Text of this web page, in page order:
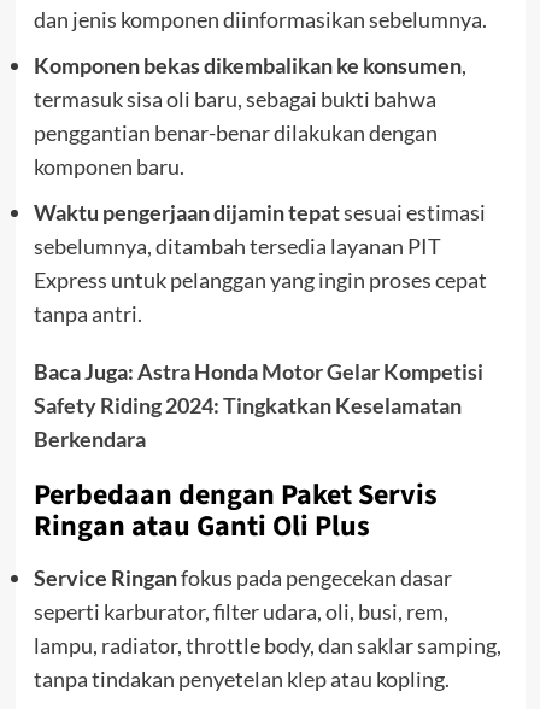
dan jenis komponen diinformasikan sebelumnya.
Komponen bekas dikembalikan ke konsumen,
termasuk sisa oli baru, sebagai bukti bahwa
penggantian benar-benar dilakukan dengan
komponen baru.
Waktu pengerjaan dijamin tepatsesuai estimasi
sebelumnya, ditambah tersedia layanan PIT
Express untuk pelanggan yang ingin proses cepat
tanpa antri.
Baca Juga:Astra Honda Motor Gelar Kompetisi
Safety Riding 2024: Tingkatkan Keselamatan
Berkendara
Perbedaan dengan Paket Servis
Ringan atau Ganti Oli Plus
Service Ringanfokus pada pengecekan dasar
seperti karburator, filter udara, oli, busi, rem,
lampu, radiator, throttle body, dan saklar samping,
tanpa tindakan penyetelan klep atau kopling.